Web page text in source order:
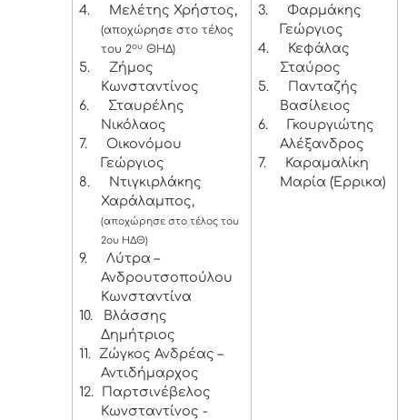
4.
Μελέτης Χρήστος,
(αποχώρησε στο τέλος
του 2ουΘΗΔ)
5.
Ζήμος
Κωνσταντίνος
6.
Σταυρέλης
Νικόλαος
7.
Οικονόμου
Γεώργιος
8.
Ντιγκιρλάκης
Χαράλαμπος,
(αποχώρησε στο τέλος του
2ου ΗΔΘ)
9.
Λύτρα –
Ανδρουτσοπούλου
Κωνσταντίνα
10.
Βλάσσης
Δημήτριος
11.
Ζώγκος Ανδρέας –
Αντιδήμαρχος
12.
Παρτσινέβελος
Κωνσταντίνος -
3.
Φαρμάκης
Γεώργιος
4.
Κεφάλας
Σταύρος
5.
Πανταζής
Βασίλειος
6.
Γκουργιώτης
Αλέξανδρος
7.
Καραμαλίκη
Μαρία (Έρρικα)